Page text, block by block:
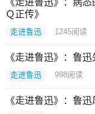
《走进鲁迅》：病
Ｑ正传》
走进鲁迅 1245阅读
《走进鲁迅》：鲁
走进鲁迅 998阅读
《走进鲁迅》：鲁迅